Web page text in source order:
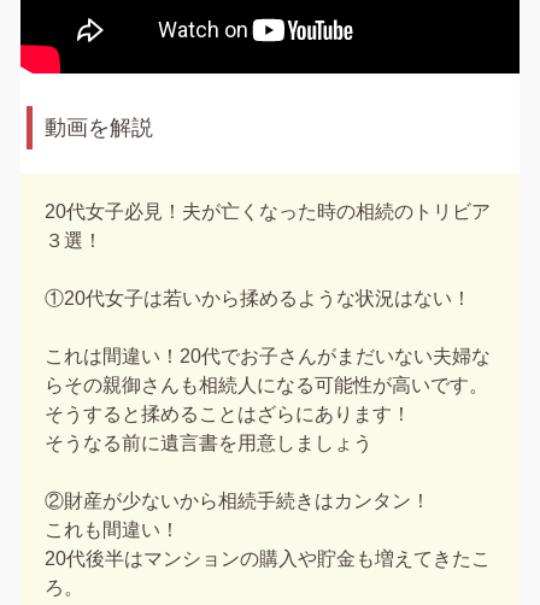
動画を解説
20代女子必見！夫が亡くなった時の相続のトリビア
３選！
①20代女子は若いから揉めるような状況はない！
これは間違い！20代でお子さんがまだいない夫婦な
らその親御さんも相続人になる可能性が高いです。
そうすると揉めることはざらにあります！
そうなる前に遺言書を用意しましょう
②財産が少ないから相続手続きはカンタン！
これも間違い！
20代後半はマンションの購入や貯金も増えてきたこ
ろ。